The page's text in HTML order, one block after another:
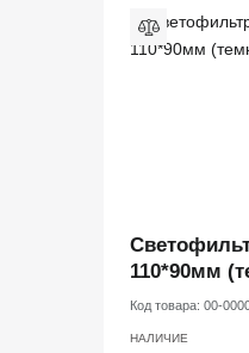
110*90мм
Код товара: 00-
НАЛИЧИЕ